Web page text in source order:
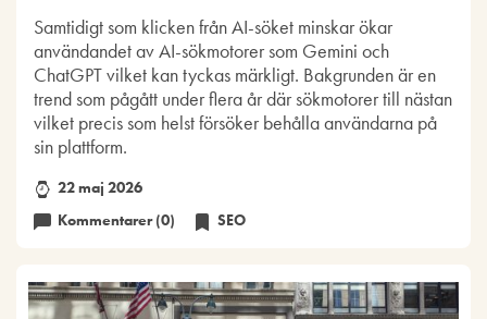
Samtidigt som klicken från AI-söket minskar ökar
användandet av AI-sökmotorer som Gemini och
ChatGPT vilket kan tyckas märkligt. Bakgrunden är en
trend som pågått under flera år där sökmotorer till nästan
vilket precis som helst försöker behålla användarna på
sin plattform.
22 maj 2026
Kommentarer (0)
SEO